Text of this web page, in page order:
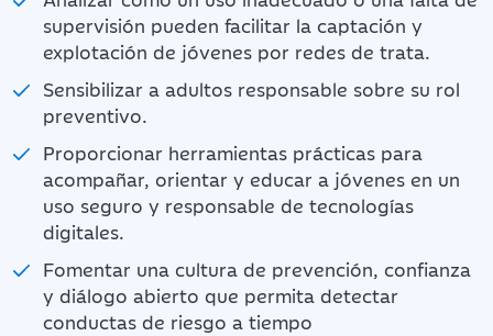
supervisión pueden facilitar la captación y
explotación de jóvenes por redes de trata.
Sensibilizar a adultos responsable sobre su rol
preventivo.
Proporcionar herramientas prácticas para
acompañar, orientar y educar a jóvenes en un
uso seguro y responsable de tecnologías
digitales.
Fomentar una cultura de prevención, confianza
y diálogo abierto que permita detectar
conductas de riesgo a tiempo